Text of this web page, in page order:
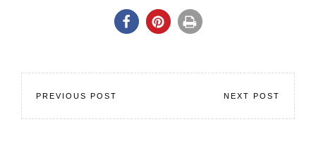
PREVIOUS POST NEXT POST